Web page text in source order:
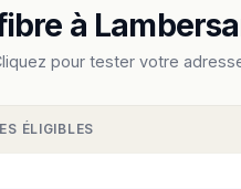
à
pour tester votre
ÉLIGIBLES